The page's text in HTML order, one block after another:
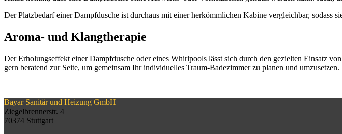
Der Platzbedarf einer Dampfdusche ist durchaus mit einer herkömmlichen Kabine vergleichbar, sodass
Aroma- und Klangtherapie
Der Erholungseffekt einer Dampfdusche oder eines Whirlpools lässt sich durch den gezielten Einsatz
gern beratend zur Seite, um gemeinsam Ihr individuelles Traum-Badezimmer zu planen und umzusetzen.
Bayar Sanitär und Heizung GmbH
Ziegelbrennerstr. 4
70374 Stuttgart